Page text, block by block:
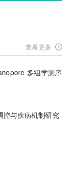
查看更多
多组学测序
控与疾病机制研究